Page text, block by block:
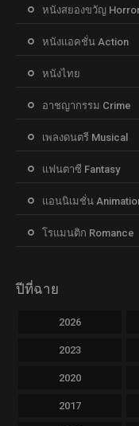
หนังสยองขวัญ
หนังแอคชั่น Action
หนังไทย
อาชญากรรม Crime
เพลงดนตรี Musical
แฟนตาซี Fantasy
แอนนิเมชั่น
โรแมนติก Romance
ปีที่ฉาย
2026
2023
2020
2017